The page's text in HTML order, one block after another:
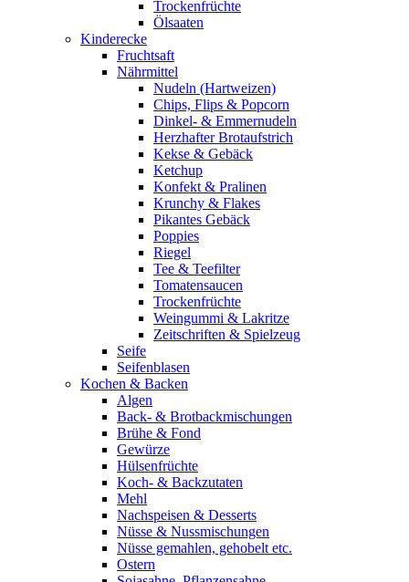
Trockenfrüchte
Ölsaaten
Kinderecke
Fruchtsaft
Nährmittel
Nudeln (Hartweizen)
Chips, Flips & Popcorn
Dinkel- & Emmernudeln
Herzhafter Brotaufstrich
Kekse & Gebäck
Ketchup
Konfekt & Pralinen
Krunchy & Flakes
Pikantes Gebäck
Poppies
Riegel
Tee & Teefilter
Tomatensaucen
Trockenfrüchte
Weingummi & Lakritze
Zeitschriften & Spielzeug
Seife
Seifenblasen
Kochen & Backen
Algen
Back- & Brotbackmischungen
Brühe & Fond
Gewürze
Hülsenfrüchte
Koch- & Backzutaten
Mehl
Nachspeisen & Desserts
Nüsse & Nussmischungen
Nüsse gemahlen, gehobelt etc.
Ostern